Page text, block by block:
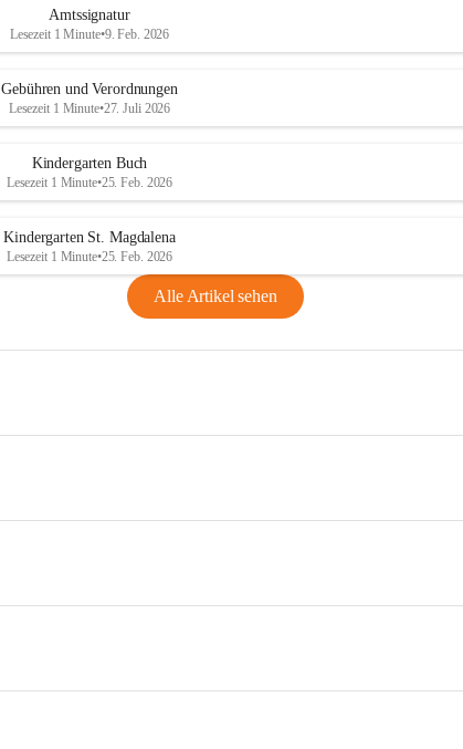
Amtssignatur
Lesezeit 1 Minute•9. Feb. 2026
Gebühren und Verordnungen
Lesezeit 1 Minute•27. Juli 2026
Kindergarten Buch
Lesezeit 1 Minute•25. Feb. 2026
Kindergarten St. Magdalena
Lesezeit 1 Minute•25. Feb. 2026
Alle Artikel sehen